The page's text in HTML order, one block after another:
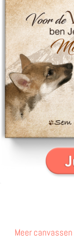
Meer